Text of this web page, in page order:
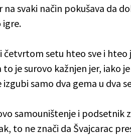
svaki način pokušava da
igre.
setu hteo sve i hteo
je surovo kažnjen jer, iako
samo dva gema u dva
samouništenje i podsetnik
to ne znači da Švajcarac